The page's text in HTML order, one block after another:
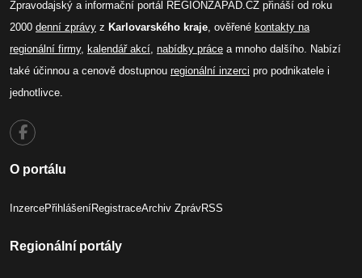
Zpravodajský a informační portál REGIONZAPAD.CZ přináší od roku
2000 denní zprávy z Karlovarského kraje, ověřené kontakty na
regionální firmy, kalendář akcí, nabídky práce a mnoho dalšího. Nabízí
také účinnou a cenově dostupnou regionální inzerci pro podnikatele i
jednotlivce.
O portálu
InzercePřihlášeníRegistraceArchiv ZprávRSS
Regionální portály